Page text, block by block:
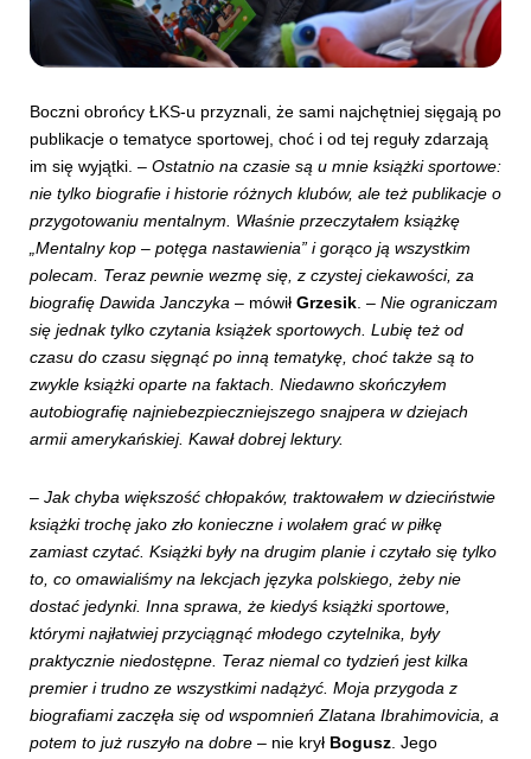
Boczni obrońcy ŁKS-u przyznali, że sami najchętniej sięgają po
publikacje o tematyce sportowej, choć i od tej reguły zdarzają
im się wyjątki. – Ostatnio na czasie są u mnie książki sportowe:
nie tylko biografie i historie różnych klubów, ale też publikacje o
przygotowaniu mentalnym. Właśnie przeczytałem książkę
„Mentalny kop – potęga nastawienia” i gorąco ją wszystkim
polecam. Teraz pewnie wezmę się, z czystej ciekawości, za
biografię Dawida Janczyka – mówił Grzesik . – Nie ograniczam
się jednak tylko czytania książek sportowych. Lubię też od
czasu do czasu sięgnąć po inną tematykę, choć także są to
zwykle książki oparte na faktach. Niedawno skończyłem
autobiografię najniebezpieczniejszego snajpera w dziejach
armii amerykańskiej. Kawał dobrej lektury.
– Jak chyba większość chłopaków, traktowałem w dzieciństwie
książki trochę jako zło konieczne i wolałem grać w piłkę
zamiast czytać. Książki były na drugim planie i czytało się tylko
to, co omawialiśmy na lekcjach języka polskiego, żeby nie
dostać jedynki. Inna sprawa, że kiedyś książki sportowe,
którymi najłatwiej przyciągnąć młodego czytelnika, były
praktycznie niedostępne. Teraz niemal co tydzień jest kilka
premier i trudno ze wszystkimi nadążyć. Moja przygoda z
biografiami zaczęła się od wspomnień Zlatana Ibrahimovicia, a
potem to już ruszyło na dobre – nie krył Bogusz. Jego